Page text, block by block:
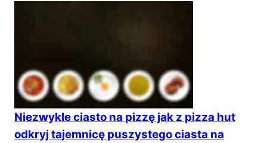
Niezwykłe ciasto na pizzę jak z pizza hut
odkryj tajemnicę puszystego ciasta na